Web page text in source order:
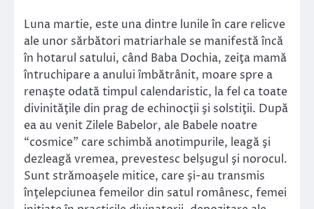
Luna martie, este una dintre lunile în care relicve
ale unor sărbători matriarhale se manifestă încă
în hotarul satului, când Baba Dochia, zeiţa mamă
întruchipare a anului îmbătrânit, moare spre a
renaşte odată timpul calendaristic, la fel ca toate
divinităţile din prag de echinocţii şi solstiţii. După
ea au venit Zilele Babelor, ale Babele noatre
“cosmice” care schimbă anotimpurile, leagă şi
dezleagă vremea, prevestesc belşugul şi norocul.
Sunt strămoaşele mitice, care şi-au transmis
înţelepciunea femeilor din satul românesc, femei